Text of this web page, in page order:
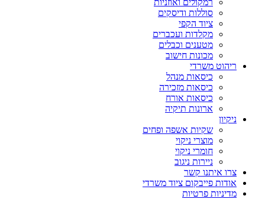
רמקולים ואוזניות
סוללות ודיסקים
ציוד הקפי
מקלדות ועכברים
מטענים וכבלים
מכונות חישוב
ריהוט משרדי
כיסאות מנהל
כיסאות מזכירה
כיסאות אורח
ארונות תיקיה
ניקיון
שקיות אשפה ופחים
מוצרי ניקוי
חומרי ניקוי
ניירות ניגוב
צרו איתנו קשר
אודות פייבקום ציוד משרדי
מדיניות פרטיות